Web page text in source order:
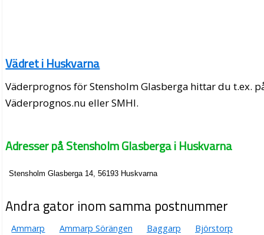
Vädret i Huskvarna
Väderprognos för Stensholm Glasberga hittar du t.ex.
Väderprognos.nu eller SMHI.
Adresser på Stensholm Glasberga i Huskvarna
Stensholm Glasberga 14, 56193 Huskvarna
Andra gator inom samma postnummer
Ammarp Ammarp Sörängen Baggarp
Björstorp